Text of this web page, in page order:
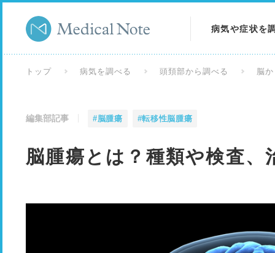
病気や症状を
トップ 病気を調べる 頭頚部から調べる 脳
編集部記事 #脳腫瘍 #転移性脳腫瘍
脳腫瘍とは？種類や検査、